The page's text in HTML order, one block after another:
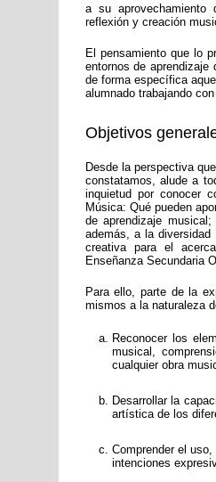
a su aprovechamiento
reflexión y creación
El pensamiento que lo
entornos de aprendizaje
de forma específica
alumnado trabajando
Objetivos
Desde la perspectiva
constatamos, alude a
inquietud por conocer
Música: Qué pueden
de aprendizaje
además, a la
creativa para el
Enseñanza Secundaria
Para ello, parte de la
mismos a la naturaleza
Reconocer los
musical,
cualquier obra
Desarrollar la
artística de los
Comprender el
intenciones